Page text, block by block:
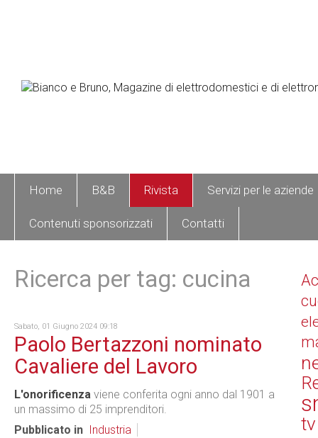
Home B&B Rivista Servizi per le aziende
Contenuti sponsorizzati Contatti
Ricerca per tag: cucina
Sabato, 01 Giugno 2024 09:18
Paolo Bertazzoni nominato
Cavaliere del Lavoro
L'onorificenza viene conferita ogni anno dal 1901 a
un massimo di 25 imprenditori.
Pubblicato in
Industria tv